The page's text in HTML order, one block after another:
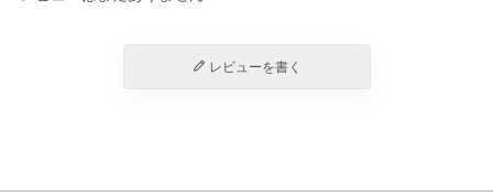
レビューを書く